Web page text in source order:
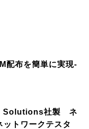
配布を簡単に実現-
Solutions社製 ネ
トワークテスタ